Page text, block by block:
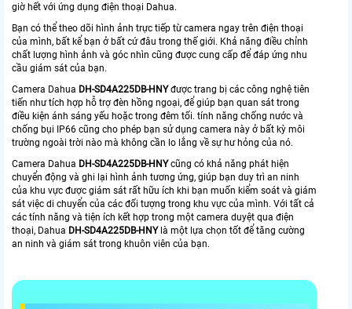
giờ hết với ứng dụng điện thoại Dahua.
Bạn có thể theo dõi hình ảnh trực tiếp từ camera ngay trên điện thoại
của mình, bất kể bạn ở bất cứ đâu trong thế giới. Khả năng điều chỉnh
chất lượng hình ảnh và góc nhìn cũng được cung cấp để đáp ứng nhu
cầu giám sát của bạn.
Camera Dahua DH-SD4A225DB-HNYđược trang bị các công nghệ tiên
tiến như tích hợp hỗ trợ đèn hồng ngoại, để giúp bạn quan sát trong
điều kiện ánh sáng yếu hoặc trong đêm tối. tính năng chống nước và
chống bụi IP66 cũng cho phép bạn sử dụng camera này ở bất kỳ môi
trường ngoài trời nào mà không cần lo lắng về sự hư hỏng của nó.
Camera Dahua DH-SD4A225DB-HNYcũng có khả năng phát hiện
chuyển động và ghi lại hình ảnh tương ứng, giúp bạn duy trì an ninh
của khu vực được giám sát rất hữu ích khi bạn muốn kiểm soát và giám
sát việc di chuyển của các đối tượng trong khu vực của mình. Với tất cả
các tính năng và tiện ích kết hợp trong một camera duyệt qua điện
thoại, Dahua DH-SD4A225DB-HNYlà một lựa chọn tốt để tăng cường
an ninh và giám sát trong khuôn viên của bạn.